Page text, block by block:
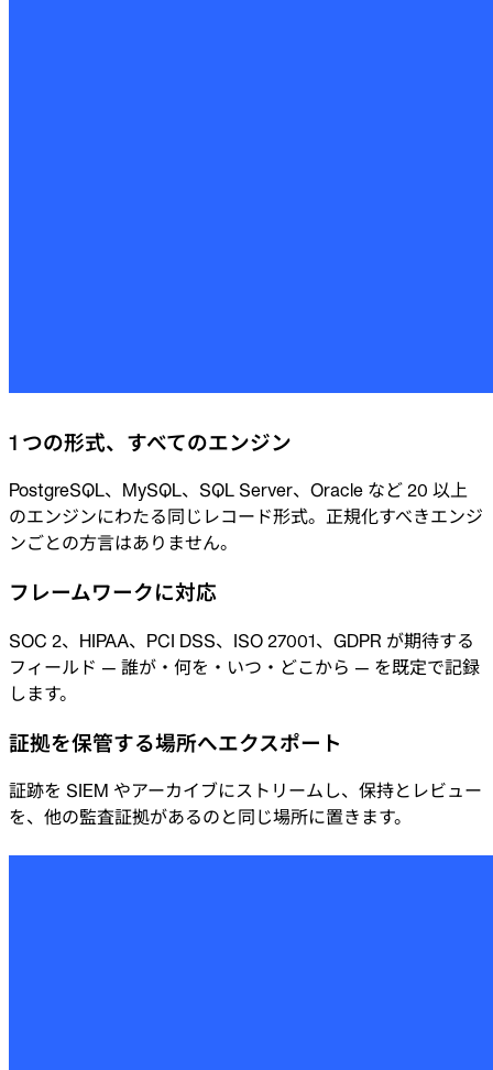
1 つの形式、すべてのエンジン
PostgreSQL、MySQL、SQL Server、Oracle など 20 以上
のエンジンにわたる同じレコード形式。正規化すべきエンジ
ンごとの方言はありません。
フレームワークに対応
SOC 2、HIPAA、PCI DSS、ISO 27001、GDPR が期待する
フィールド — 誰が・何を・いつ・どこから — を既定で記録
します。
証拠を保管する場所へエクスポート
証跡を SIEM やアーカイブにストリームし、保持とレビュー
を、他の監査証拠があるのと同じ場所に置きます。